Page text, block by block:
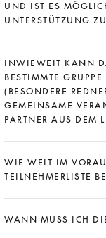
UND IST ES
UNTERSTÜTZUNG
INWIEWEIT KANN
BESTIMMTE
(BESONDERE
GEMEINSAME
PARTNER AUS DEM
WIE WEIT IM
TEILNEHMERLISTE
WANN MUSS ICH